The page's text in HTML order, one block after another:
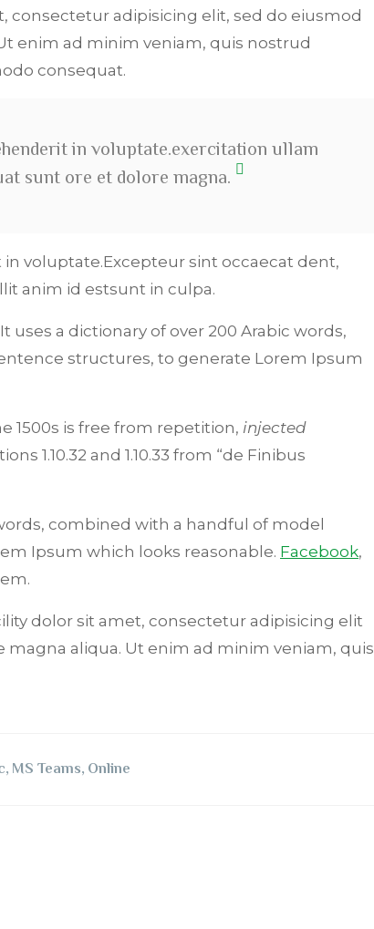
consectetur adipisicing elit, sed do eiusmod
enim ad minim veniam, quis nostrud
consequat.
in voluptate.exercitation ullam
sunt ore et dolore magna.
voluptate.Excepteur sint occaecat dent,
anim id estsunt in culpa.
It uses a dictionary of over 200 Arabic words,
structures, to generate Lorem Ipsum
1500s is free from repetition, injected
1.10.32 and 1.10.33 from “de Finibus
combined with a handful of model
Ipsum which looks reasonable. Facebook,
dolor sit amet, consectetur adipisicing elit
aliqua. Ut enim ad minim veniam, quis
, MS Teams, Online